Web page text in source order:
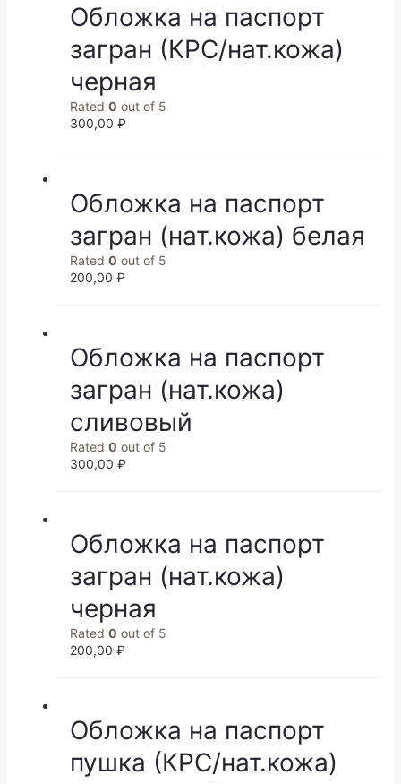
Обложка на паспорт
загран (КРС/нат.кожа)
черная
Rated 0 out of 5
300,00 ₽
Обложка на паспорт
загран (нат.кожа) белая
Rated 0 out of 5
200,00 ₽
Обложка на паспорт
загран (нат.кожа)
сливовый
Rated 0 out of 5
300,00 ₽
Обложка на паспорт
загран (нат.кожа)
черная
Rated 0 out of 5
200,00 ₽
Обложка на паспорт
пушка (КРС/нат.кожа)